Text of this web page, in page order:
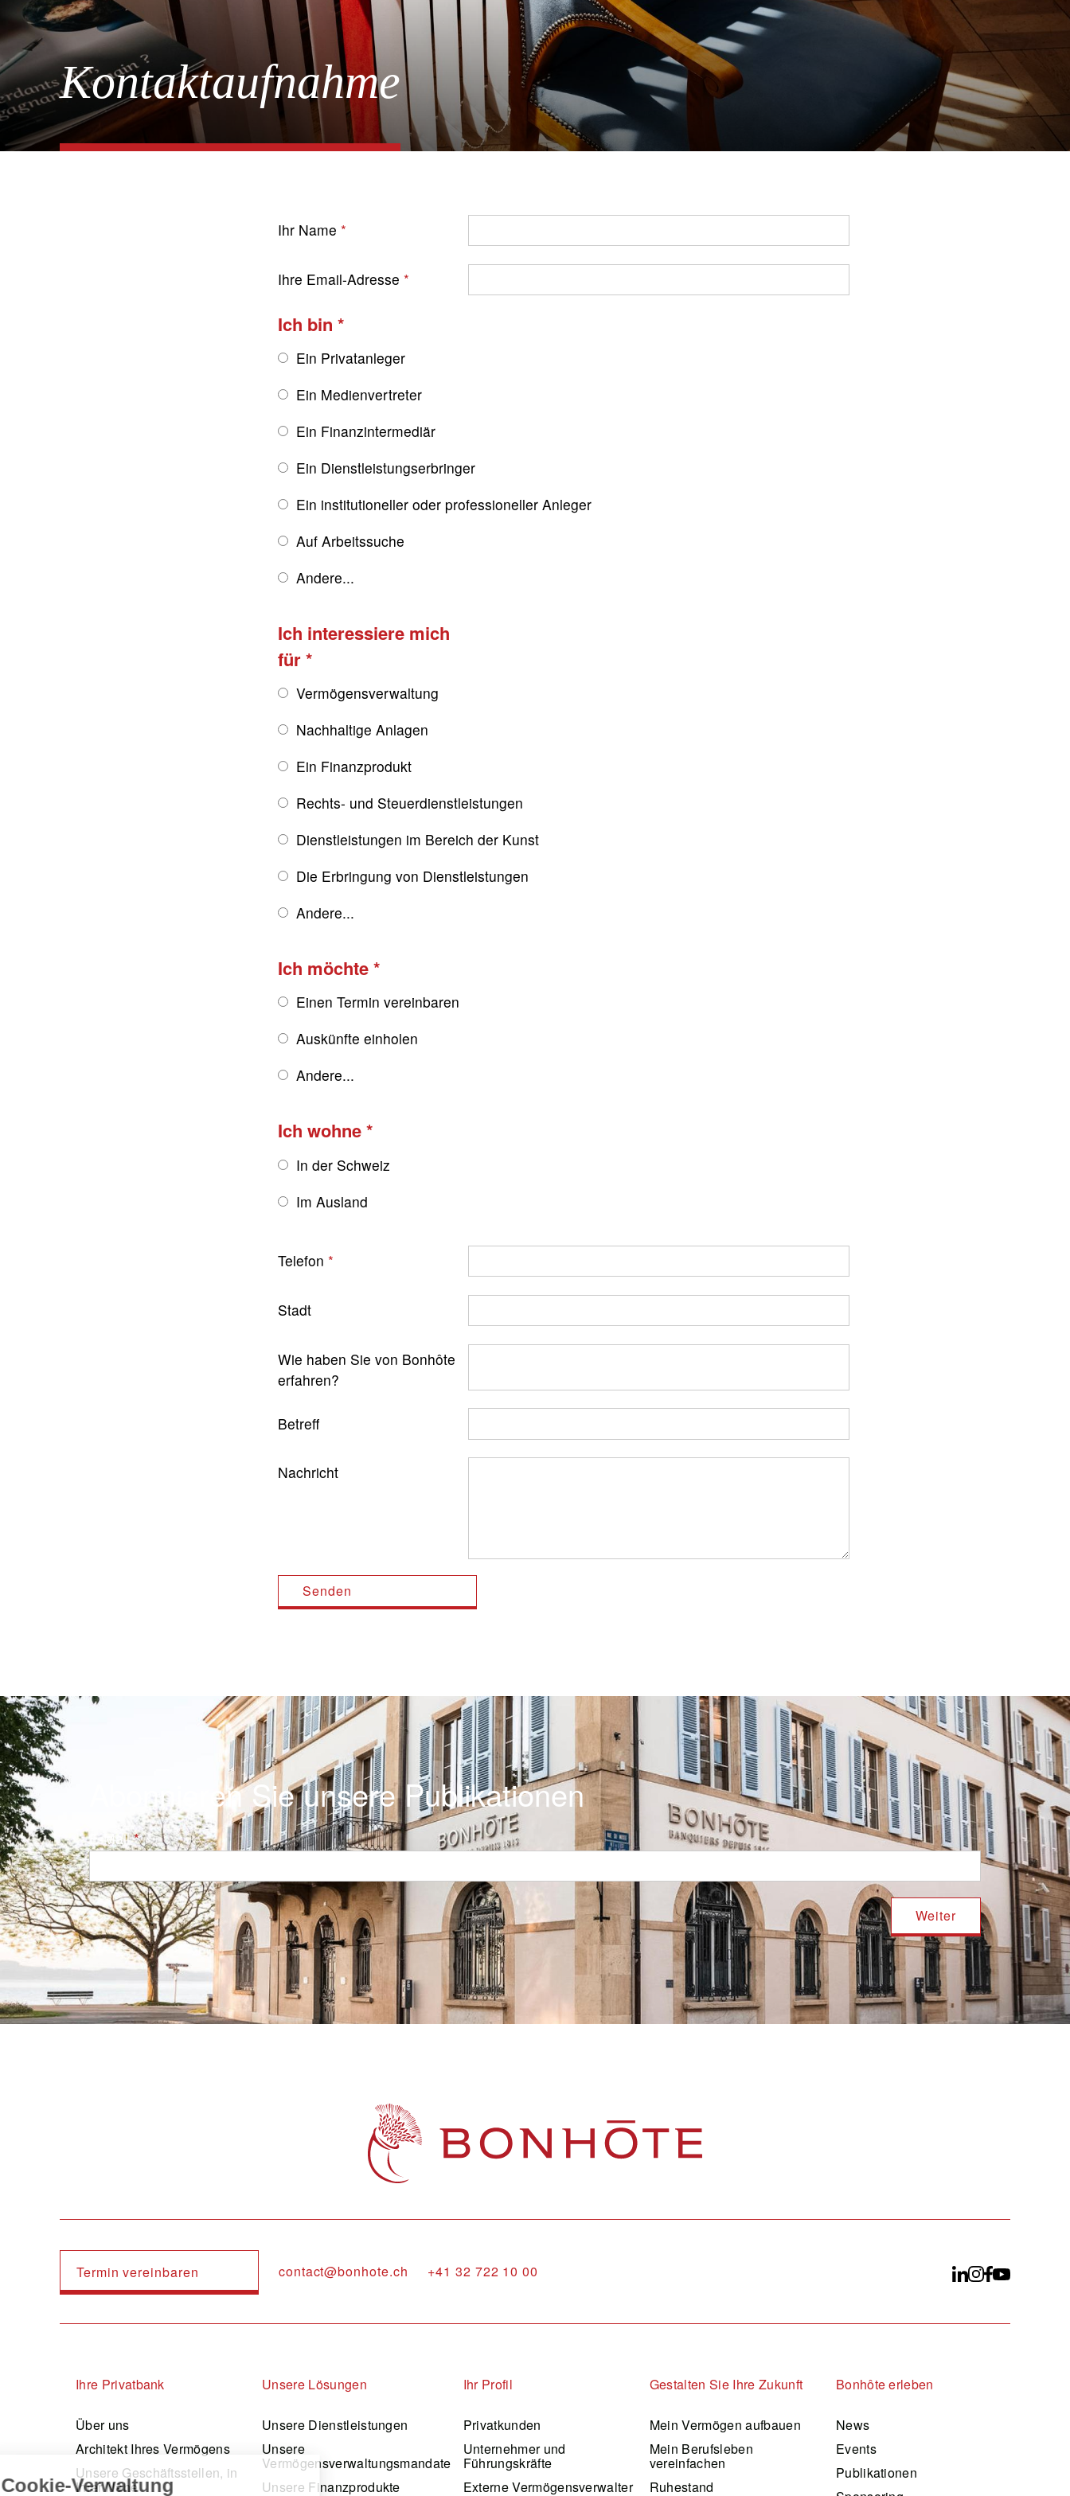
Kontaktaufnahme
Ihr Name
Ihre Email-Adresse
Ich bin
Ein Privatanleger
Ein Medienvertreter
Ein Finanzintermediär
Ein Dienstleistungserbringer
Ein institutioneller oder professioneller Anleger
Auf Arbeitssuche
Andere...
Ich interessiere mich
für
Vermögensverwaltung
Nachhaltige Anlagen
Ein Finanzprodukt
Rechts- und Steuerdienstleistungen
Dienstleistungen im Bereich der Kunst
Die Erbringung von Dienstleistungen
Andere...
Ich möchte
Einen Termin vereinbaren
Auskünfte einholen
Andere...
Ich wohne
In der Schweiz
Im Ausland
Telefon
Stadt
Wie haben Sie von Bonhôte
erfahren?
Betreff
Nachricht
Abonnieren Sie unsere Publikationen
E-Mail
Termin vereinbaren contact@bonhote.ch +41 32 722 10 00
Navigation principale
Ihre Privatbank
Über uns
Architekt Ihres Vermögens
Unsere Geschäftsstellen, in
Ihrer Nähe
Unsere Lösungen
Unsere Dienstleistungen
Unsere
Vermögensverwaltungsmandate
Unsere Finanzprodukte
Ihr Profil
Privatkunden
Unternehmer und
Führungskräfte
Externe Vermögensverwalter
Gestalten Sie Ihre Zukunft
Mein Vermögen aufbauen
Mein Berufsleben
vereinfachen
Ruhestand
Bonhôte erleben
News
Events
Publikationen